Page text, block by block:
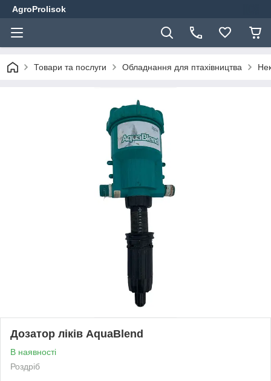
AgroProlisok
Товари та послуги Обладнання для птахівництва
Дозатор ліків AquaBlend
В наявності
Роздріб